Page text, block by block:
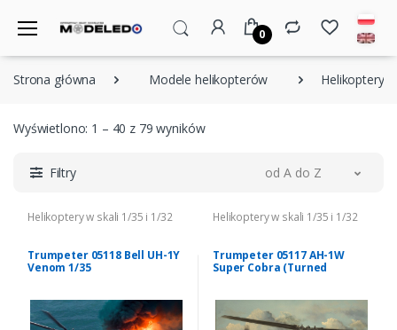
0
Strona główna Modele helikopterów Helikoptery
Wyświetlono: 1 – 40 z 79 wyników
Filtry od A do Z
Helikoptery w skali 1/35 i 1/32
Trumpeter 05118 Bell UH-1Y
Venom 1/35
Helikoptery w skali 1/35 i 1/32
Trumpeter 05117 AH-1W
Super Cobra (Turned